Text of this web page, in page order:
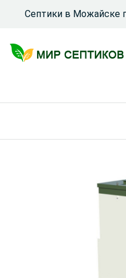
Септики в Можайске